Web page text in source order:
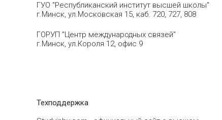
ГУО "Республиканский институт высшей школы"
г.Минск, ул.Московская 15, каб. 720, 727, 808
ГОРУП "Центр международных связей"
г.Минск, ул.Короля 12, офис 9
Техподдержка